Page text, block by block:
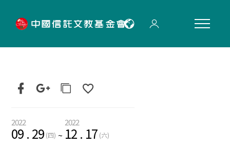
2022
09 . 29 (四) ~
2022
12 . 17 (六)